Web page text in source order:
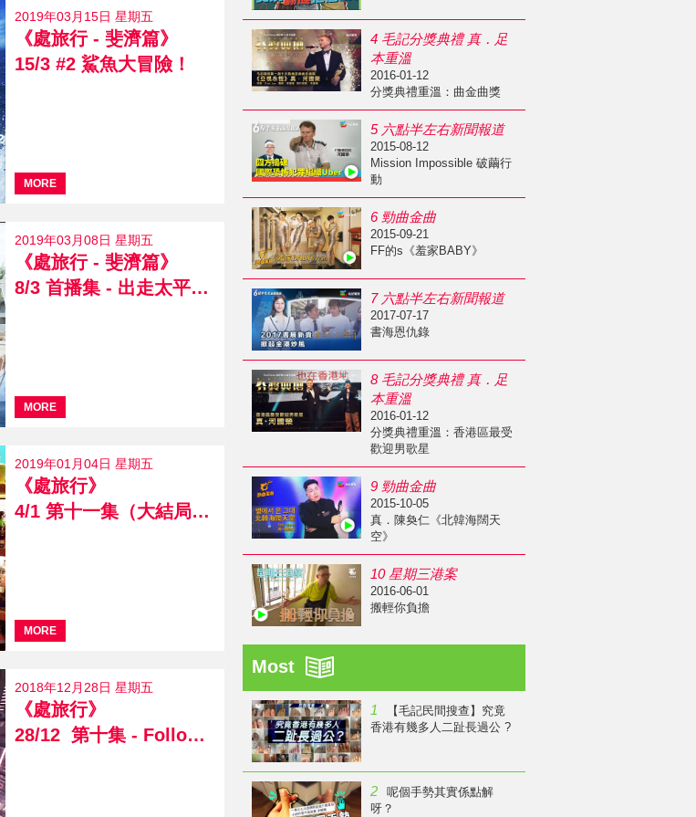
2019年03月15日 星期五
《處旅行 - 斐濟篇》
15/3 #2 鯊魚大冒險！
MORE
2019年03月08日 星期五
《處旅行 - 斐濟篇》
8/3 首播集 - 出走太平洋！
MORE
2019年01月04日 星期五
《處旅行》
4/1 第十一集（大結局）- 台北的最後一夜
MORE
2018年12月28日 星期五
《處旅行》
28/12 第十集 - Follow 台妹 to...
4 毛記分獎典禮 真．足
本重溫
2016-01-12
分獎典禮重溫：曲金曲獎
5 六點半左右新聞報道
2015-08-12
Mission Impossible 破繭行
動
6 勁曲金曲
2015-09-21
FF的s《羞家BABY》
7 六點半左右新聞報道
2017-07-17
書海恩仇錄
8 毛記分獎典禮 真．足
本重溫
2016-01-12
分獎典禮重溫：香港區最受
歡迎男歌星
9 勁曲金曲
2015-10-05
真．陳奐仁《北韓海闊天
空》
10 星期三港案
2016-06-01
搬輕你負擔
Most
1
【毛記民間搜查】究竟
香港有幾多人二趾長過公 ?
2
呢個手勢其實係點解
呀？